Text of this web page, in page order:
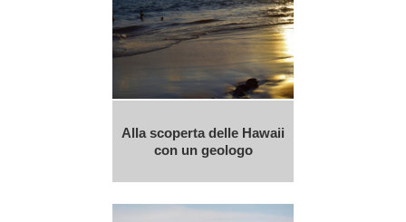
Alla scoperta delle Hawaii
con un geologo